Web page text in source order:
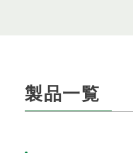
製品一覧